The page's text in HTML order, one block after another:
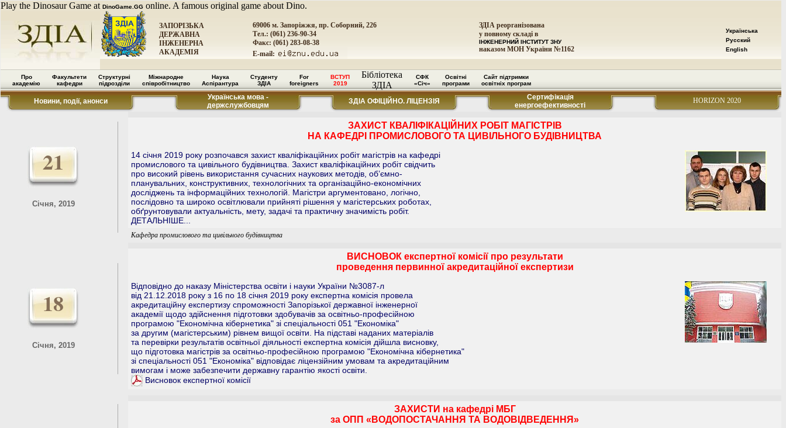
Play the Dinosaur Game at DinoGame.GG online. A famous original game about Dino.
ЗАПОРІЗЬКА
ДЕРЖАВНА
ІНЖЕНЕРНА
АКАДЕМІЯ
69006 м. Запоріжжя, пр. Соборний, 226
Тел.: (061) 236-90-34
Факс: (061) 283-08-38
E-mail:
ЗДІА реорганізована
у повному складі в
ІНЖЕНЕРНИЙ ІНСТИТУТ ЗНУ
наказом МОН України №1162
Українська
Русский
English
Про
академію
Факультети
кафедри
Структурні
підрозділи
Міжнародне
співробітництво
Наука
Аспірантура
Студенту
ЗДІА
For
foreigners
ВСТУП
2019
Бібліотека
ЗДІА
СФК
«Січ»
Освітні
програми
Сайт підтримки
освітніх програм
Новини, події, анонси
Українська мова -
держслужбовцям
ЗДІА ОФІЦІЙНО. ЛІЦЕНЗІЯ
Сертифікація
енергоефективності
HORIZON 2020
21
Січня, 2019
ЗАХИСТ КВАЛІФІКАЦІЙНИХ РОБІТ МАГІСТРІВ
НА КАФЕДРІ ПРОМИСЛОВОГО ТА ЦИВІЛЬНОГО БУДІВНИЦТВА
14 січня 2019 року розпочався захист кваліфікаційних робіт магістрів на кафедрі
промислового та цивільного будівництва. Захист кваліфікаційних робіт свідчить
про високий рівень використання сучасних наукових методів, об’ємно-
планувальних, конструктивних, технологічних та організаційно-економічних
досліджень та інформаційних технологій. Магістри аргументовано, логічно,
послідовно та широко освітлювали прийняті рішення у магістерських роботах,
обґрунтовували актуальність, мету, задачі та практичну значимість робіт.
ДЕТАЛЬНІШЕ...
Кафедра промислового та цивільного будівництва
18
Січня, 2019
ВИСНОВОК експертної комісії про результати
проведення первинної акредитаційної експертизи
Відповідно до наказу Міністерства освіти і науки України №3087-л
від 21.12.2018 року з 16 по 18 січня 2019 року експертна комісія провела
акредитаційну експертизу спроможності Запорізької державної інженерної
академії щодо здійснення підготовки здобувачів за освітньо-професійною
програмою "Економічна кібернетика" зі спеціальності 051 "Економіка"
за другим (магістерським) рівнем вищої освіти. На підставі наданих матеріалів
та перевірки результатів освітньої діяльності експертна комісія дійшла висновку,
що підготовка магістрів за освітньо-професійною програмою "Економічна кібернетика"
зі спеціальності 051 "Економіка" відповідає ліцензійним умовам та акредитаційним
вимогам і може забезпечити державну гарантію якості освіти.
Висновок експертної комісії
ЗАХИСТИ на кафедрі МБГ
за ОПП «ВОДОПОСТАЧАННЯ ТА ВОДОВІДВЕДЕННЯ»